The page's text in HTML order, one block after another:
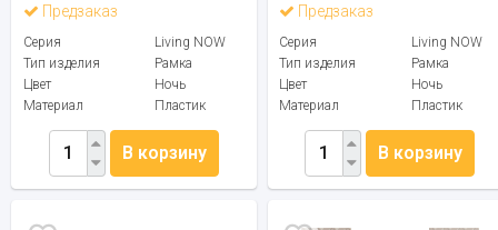
Предзаказ
Серия
Living NOW
Тип изделия
Рамка
Цвет
Ночь
Материал
Пластик
В корзину
Предзаказ
Серия
Living NOW
Тип изделия
Рамка
Цвет
Ночь
Материал
Пластик
В корзину